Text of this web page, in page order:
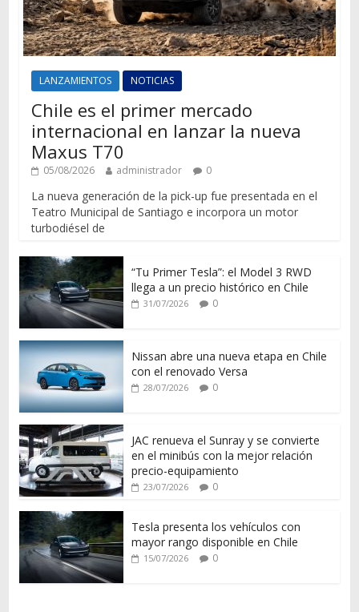
LANZAMIENTOS NOTICIAS
Chile es el primer mercado
internacional en lanzar la nueva
Maxus T70
05/08/2026 administrador 0
La nueva generación de la pick-up fue presentada en el
Teatro Municipal de Santiago e incorpora un motor
turbodiésel de
“Tu Primer Tesla”: el Model 3 RWD
llega a un precio histórico en Chile
31/07/2026 0
Nissan abre una nueva etapa en Chile
con el renovado Versa
28/07/2026 0
JAC renueva el Sunray y se convierte
en el minibús con la mejor relación
precio-equipamiento
23/07/2026 0
Tesla presenta los vehículos con
mayor rango disponible en Chile
15/07/2026 0